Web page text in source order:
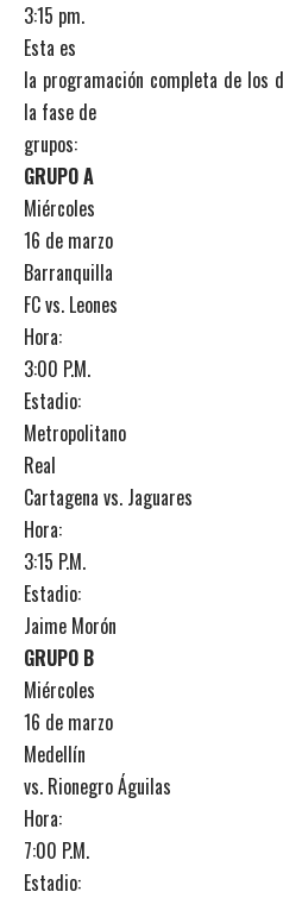
3:15 pm.
Esta es
la programación completa de los
la fase de
grupos:
GRUPO A
Miércoles
16 de marzo
Barranquilla
FC vs. Leones
Hora:
3:00 P.M.
Estadio:
Metropolitano
Real
Cartagena vs. Jaguares
Hora:
3:15 P.M.
Estadio:
Jaime Morón
GRUPO B
Miércoles
16 de marzo
Medellín
vs. Rionegro Águilas
Hora:
7:00 P.M.
Estadio: